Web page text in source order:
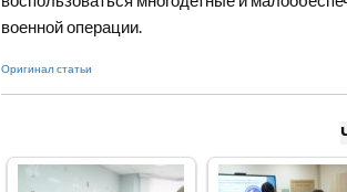
военной операции.
Оригинал статьи